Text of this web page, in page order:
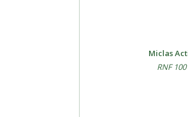
Miclas
RNF 100